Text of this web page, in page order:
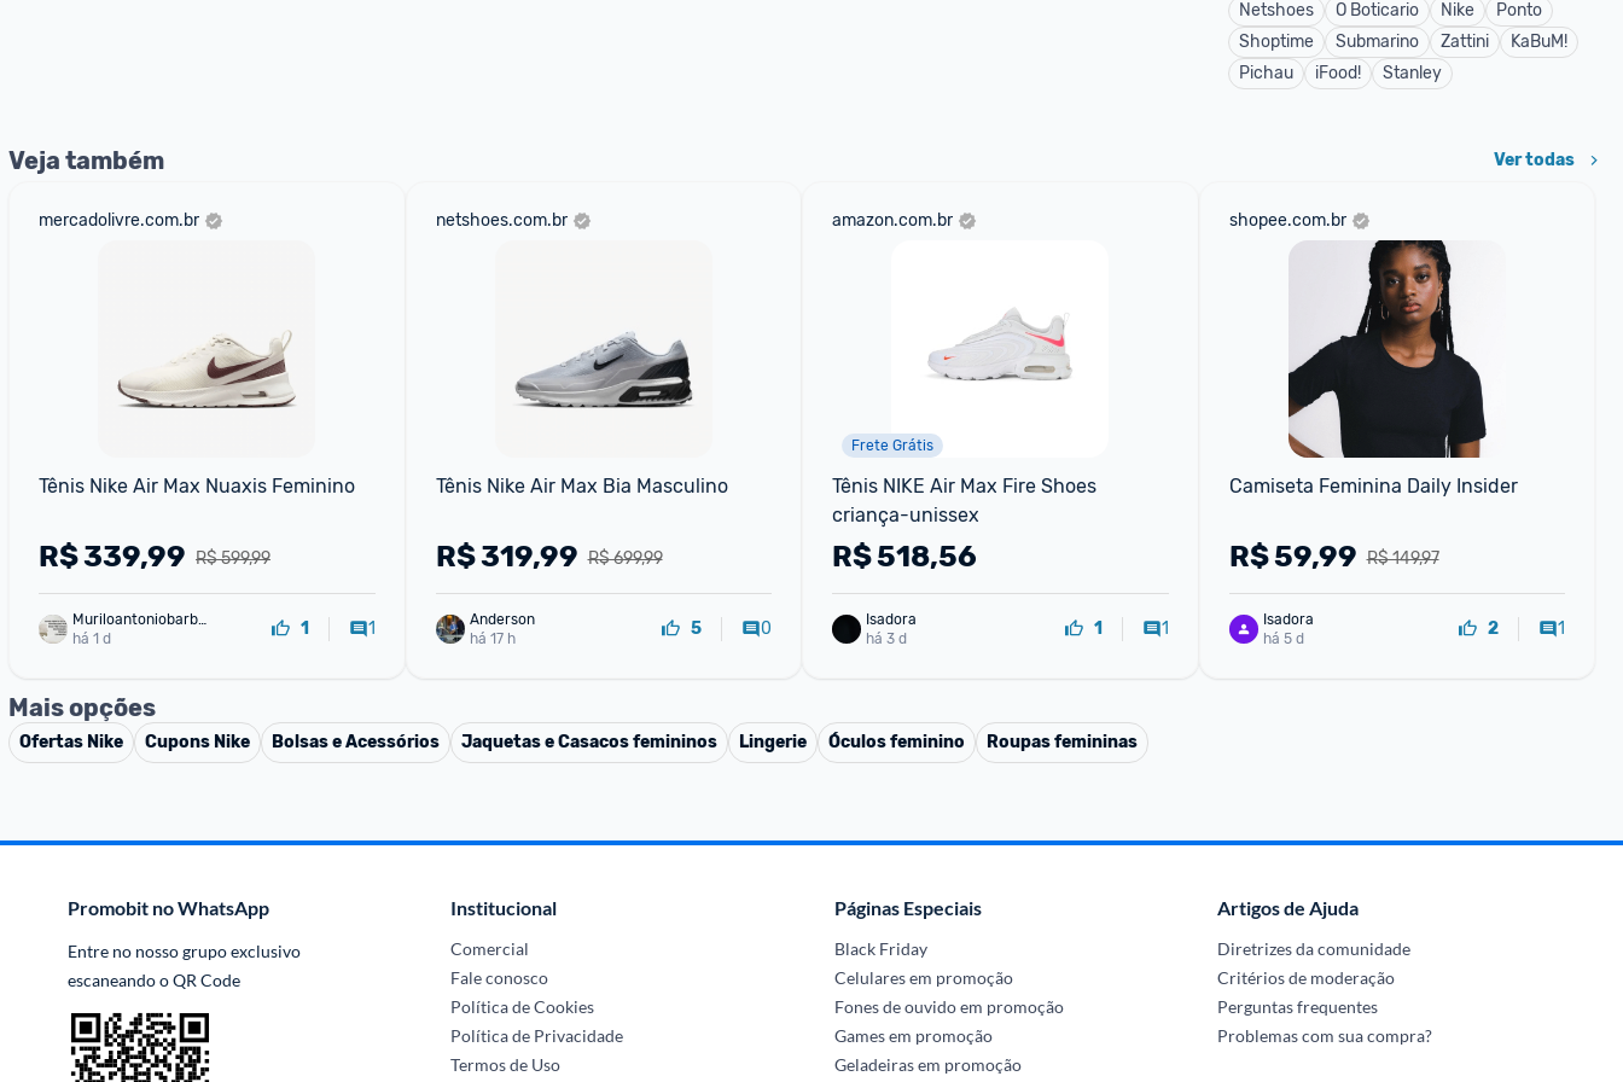
Netshoes
O Boticario Nike
Ponto
Shoptime
Submarino Zattini
KaBuM!
Pichau
iFood! Stanley
Veja também Ver todas
mercadolivre.com.br
Tênis Nike Air Max Nuaxis Feminino
R$ 599,99
R$339,99
Muriloantoniobarbo
sa
há 1 d 1 1
netshoes.com.br
Tênis Nike Air Max Bia Masculino
R$ 699,99
R$319,99
Anderson
há 17 h
5 0
amazon.com.br
Frete Grátis
Tênis NIKE Air Max Fire Shoes
criança-unissex
R$518,56
Isadora
há 3 d
1 1
shopee.com.br
Camiseta Feminina Daily Insider
R$ 149,97
R$59,99
Isadora
há 5 d
2 1
Mais opções
Ofertas Nike Cupons Nike Bolsas e Acessórios Jaquetas e Casacos femininos Lingerie Óculos feminino Roupas femininas
Promobit no WhatsApp
Entre no nosso grupo exclusivo
escaneando o QR Code
Institucional
Comercial
Fale conosco
Política de Cookies
Política de Privacidade
Termos de Uso
Páginas Especiais
Black Friday
Celulares em promoção
Fones de ouvido em promoção
Games em promoção
Geladeiras em promoção
Artigos de Ajuda
Diretrizes da comunidade
Critérios de moderação
Perguntas frequentes
Problemas com sua compra?